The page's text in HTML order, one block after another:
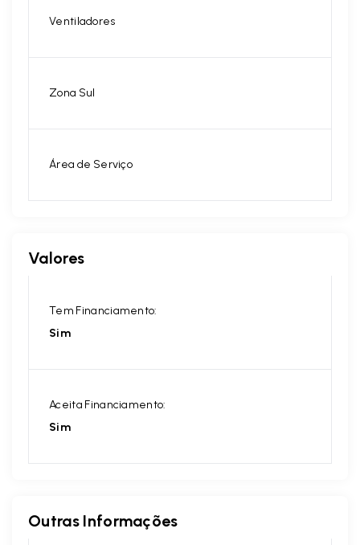
Ventiladores
Zona Sul
Área de Serviço
Valores
Tem Financiamento:
Sim
Aceita Financiamento:
Sim
Outras Informações